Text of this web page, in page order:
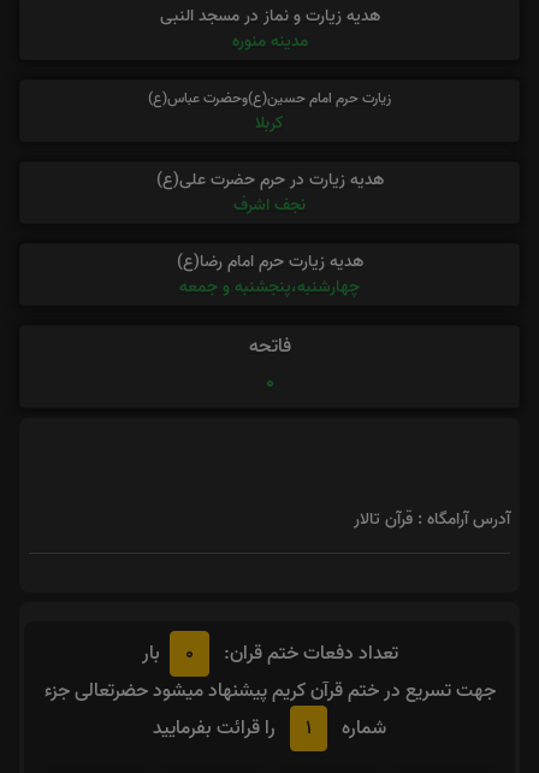
هدیه زیارت و نماز در مسجد النبی
مدینه منوره
زیارت حرم امام حسین(ع)وحضرت عباس(ع)
کربلا
هدیه زیارت در حرم حضرت علی(ع)
نجف اشرف
هدیه زیارت حرم امام رضا(ع)
چهارشنبه،پنجشنبه و جمعه
فاتحه
0
آدرس آرامگاه : قرآن تالار
تعداد دفعات ختم قران: 0
بار
جهت تسریع در ختم قرآن کریم پیشنهاد میشود حضرتعالی جزء
شماره
1 را قرائت بفرمایید